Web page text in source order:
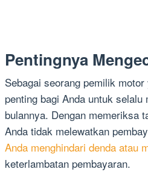
Pentingnya
Sebagai seorang pemilik
penting bagi Anda untuk
bulannya. Dengan memeriksa
Anda tidak melewatkan
Anda menghindari denda atau
keterlambatan pembayaran.